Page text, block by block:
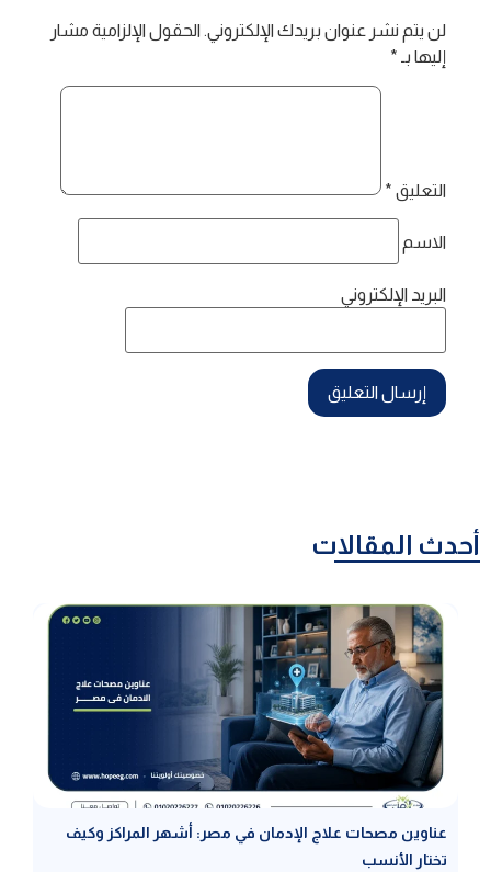
لن يتم نشر عنوان بريدك الإلكتروني. الحقول الإلزامية مشار
إليها بـ *
التعليق *
الاسم
البريد الإلكتروني
أحدث المقالات
عناوين مصحات علاج الإدمان في مصر: أشهر المراكز وكيف
تختار الأنسب